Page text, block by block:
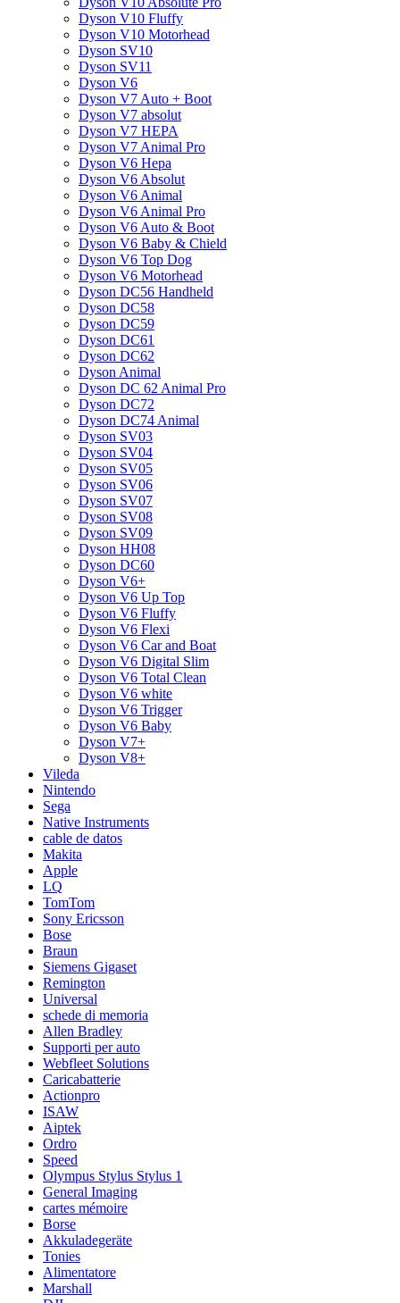
Dyson V10 Fluffy
Dyson V10 Motorhead
Dyson SV10
Dyson SV11
Dyson V6
Dyson V7 Auto + Boot
Dyson V7 absolut
Dyson V7 HEPA
Dyson V7 Animal Pro
Dyson V6 Hepa
Dyson V6 Absolut
Dyson V6 Animal
Dyson V6 Animal Pro
Dyson V6 Auto & Boot
Dyson V6 Baby & Chield
Dyson V6 Top Dog
Dyson V6 Motorhead
Dyson DC56 Handheld
Dyson DC58
Dyson DC59
Dyson DC61
Dyson DC62
Dyson Animal
Dyson DC 62 Animal Pro
Dyson DC72
Dyson DC74 Animal
Dyson SV03
Dyson SV04
Dyson SV05
Dyson SV06
Dyson SV07
Dyson SV08
Dyson SV09
Dyson HH08
Dyson DC60
Dyson V6+
Dyson V6 Up Top
Dyson V6 Fluffy
Dyson V6 Flexi
Dyson V6 Car and Boat
Dyson V6 Digital Slim
Dyson V6 Total Clean
Dyson V6 white
Dyson V6 Trigger
Dyson V6 Baby
Dyson V7+
Dyson V8+
Vileda
Nintendo
Sega
Native Instruments
cable de datos
Makita
Apple
LQ
TomTom
Sony Ericsson
Bose
Braun
Siemens Gigaset
Remington
Universal
schede di memoria
Allen Bradley
Supporti per auto
Webfleet Solutions
Caricabatterie
Actionpro
ISAW
Aiptek
Ordro
Speed
Olympus Stylus Stylus 1
General Imaging
cartes mémoire
Borse
Akkuladegeräte
Tonies
Alimentatore
Marshall